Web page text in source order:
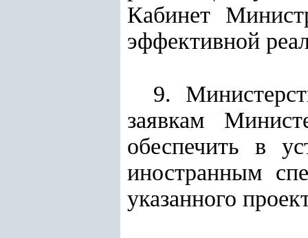
Кабинет
эффективной
9.
заявкам
обеспечить в
иностранным
указанного